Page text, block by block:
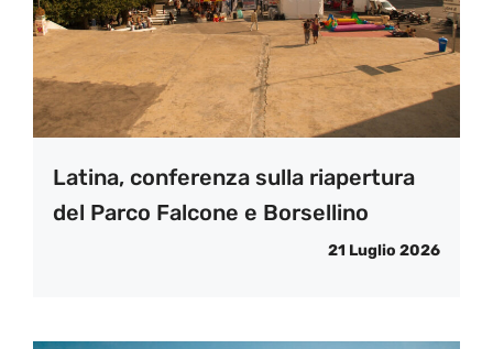
Latina, conferenza sulla riapertura
del Parco Falcone e Borsellino
21 Luglio 2026